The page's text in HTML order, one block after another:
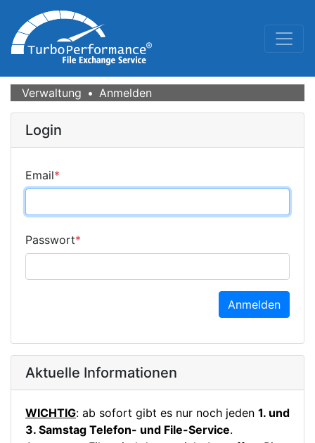
Verwaltung Anmelden
Login
Email*
Passwort*
Anmelden
Aktuelle Informationen
WICHTIG: ab sofort gibt es nur noch jeden 1. und
3. Samstag Telefon- und File-Service.